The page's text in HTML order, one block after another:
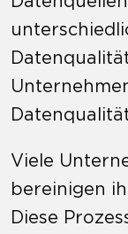
Viele
bereinigen
Diese